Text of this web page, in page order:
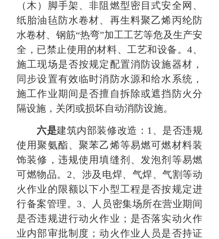
（木）脚手架、非阻燃型密目式安全网、
纸胎油毡防水卷材、再生料聚乙烯丙纶防
水卷材、钢筋“热弯”加工工艺等危及生产安
全，已禁止使用的材料、工艺和设备。4、
施工现场是否按规定配置消防设施器材，
同步设置有效临时消防水源和给水系统，
施工作业期间是否擅自拆除或遮挡防火分
隔设施，关闭或损坏自动消防设施。
六是建筑内部装修改造：1、是否违规
使用聚氨酯、聚苯乙烯等易燃可燃材料装
饰装修，违规使用填缝剂、发泡剂等易燃
可燃物品。2、涉及电焊、气焊、气割等动
火作业的限额以下小型工程是否按规定进
行备案管理。3、人员密集场所在营业期间
是否违规进行动火作业；是否落实动火作
业内部审批制度；动火作业人员是否持证